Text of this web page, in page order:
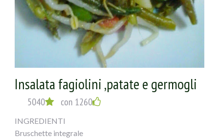
Insalata fagiolini ,patate e germogli
5040 con 1260
INGREDIENTI
Bruschette integrale